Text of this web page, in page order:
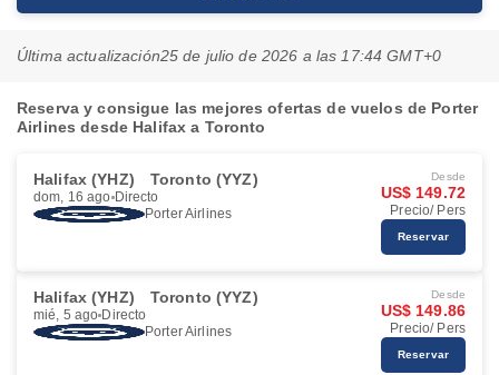
Última actualización25 de julio de 2026 a las 17:44 GMT+0
Reserva y consigue las mejores ofertas de vuelos de Porter
Airlines desde Halifax a Toronto
Halifax (YHZ) Toronto (YYZ)
dom, 16 ago Directo
Porter Airlines
Desde
US$ 149.72
Precio/ Pers
Reservar
Halifax (YHZ) Toronto (YYZ)
mié, 5 ago Directo
Porter Airlines
Desde
US$ 149.86
Precio/ Pers
Reservar